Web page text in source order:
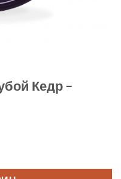
Кедр –